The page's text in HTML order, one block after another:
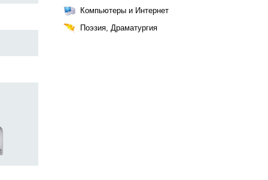
Компьютеры и Интернет
Поэзия, Драматургия